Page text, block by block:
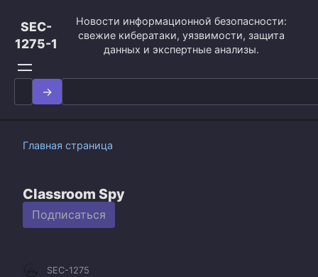
контенту
SEC-
1275-1
Новости информационной безопасности:
свежие кибератаки, уязвимости, защита
данных и экспертные анализы.
Search
for:
Главная страница
Classroom Spy
Подписаться
SEC-1275